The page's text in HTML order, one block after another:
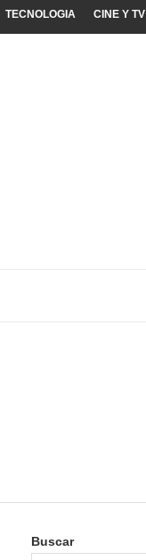
TECNOLOGIA CINE Y TV
Buscar